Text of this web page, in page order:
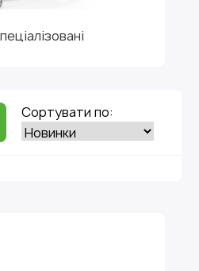
Сортувати по: